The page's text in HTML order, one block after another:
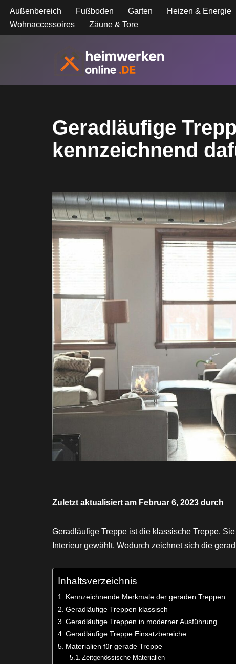
Zum
Außenbereich Fußboden Garten Heizen & Energie
Wohnaccessoires
Zäune & Tore
Geradläufige
kennzeichnend
Zuletzt aktualisiert am Februar 6, 2023 durch
Geradläufige Treppe ist die klassische Treppe.
Interieur gewählt. Wodurch zeichnet sich die
Inhaltsverzeichnis
Kennzeichnende Merkmale der geraden Treppen
Geradläufige Treppen klassisch
Geradläufige Treppen in moderner Ausführung
Geradläufige Treppe Einsatzbereiche
Materialien für gerade Treppe
Zeitgenössische Materialien